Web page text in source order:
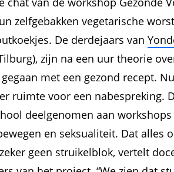
zelfgebakken vegetarische
De derdejaars van
zijn na een uur theorie
met een gezond recept.
ruimte voor een nabespreking.
deelgenomen aan
en seksualiteit. Dat alles
geen struikelblok, vertelt